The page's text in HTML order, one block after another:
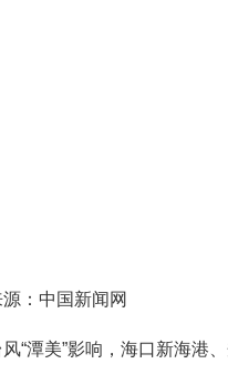
：中国新闻网
美”影响，海口新海港